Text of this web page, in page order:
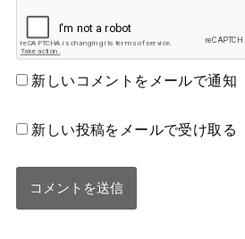
新しいコメントをメールで通知
新しい投稿をメールで受け取る